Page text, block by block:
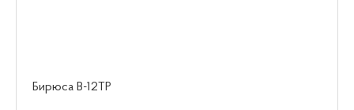
Бирюса B-12TP